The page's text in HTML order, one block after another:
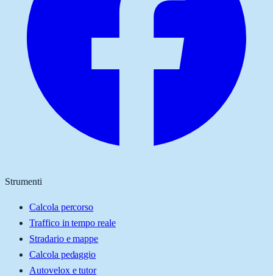
Strumenti
Calcola percorso
Traffico in tempo reale
Stradario e mappe
Calcola pedaggio
Autovelox e tutor